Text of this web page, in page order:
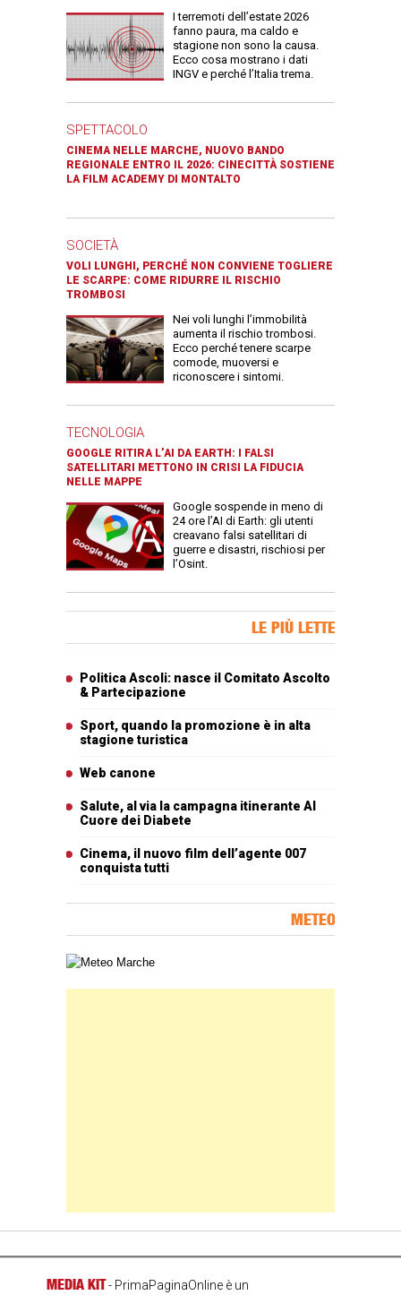
I terremoti dell’estate 2026
fanno paura, ma caldo e
stagione non sono la causa.
Ecco cosa mostrano i dati
INGV e perché l’Italia trema.
SPETTACOLO
CINEMA NELLE MARCHE, NUOVO BANDO
REGIONALE ENTRO IL 2026: CINECITTÀ SOSTIENE
LA FILM ACADEMY DI MONTALTO
SOCIETÀ
VOLI LUNGHI, PERCHÉ NON CONVIENE TOGLIERE
LE SCARPE: COME RIDURRE IL RISCHIO
TROMBOSI
Nei voli lunghi l’immobilità
aumenta il rischio trombosi.
Ecco perché tenere scarpe
comode, muoversi e
riconoscere i sintomi.
TECNOLOGIA
GOOGLE RITIRA L’AI DA EARTH: I FALSI
SATELLITARI METTONO IN CRISI LA FIDUCIA
NELLE MAPPE
Google sospende in meno di
24 ore l’AI di Earth: gli utenti
creavano falsi satellitari di
guerre e disastri, rischiosi per
l’Osint.
LE PIÙ LETTE
Politica Ascoli: nasce il Comitato Ascolto
& Partecipazione
Sport, quando la promozione è in alta
stagione turistica
Web canone
Salute, al via la campagna itinerante Al
Cuore dei Diabete
Cinema, il nuovo film dell’agente 007
conquista tutti
METEO
Carta meteorologica delle Marche
MEDIA KIT- PrimaPaginaOnline è un